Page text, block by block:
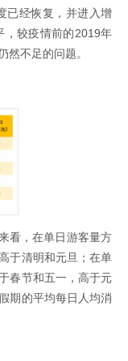
已经恢复，并进入增
，较疫情前的2019年
然不足的问题。
看，在单日游客量方
于清明和元旦；在单
春节和五一，高于元
期的平均每日人均消